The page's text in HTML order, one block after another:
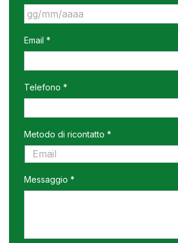
slash
MM
slash
AAAA
Email *
Telefono *
Metodo di ricontatto *
Messaggio *